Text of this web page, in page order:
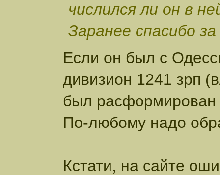
числился ли он в
Заранее спасибо
Если он был с
дивизион 1241 зрп
был расформирован
По-любому надо
Кстати, на сайте